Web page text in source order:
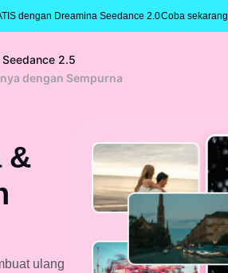
dengan Dreamina Seedance 2.0Coba sekarang
Seedance 2.5
dengan Sempurna
&
ulang